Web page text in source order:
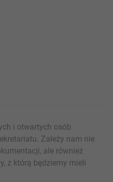
i otwartych osób
Zależy nam nie
ale również
z którą będziemy mieli